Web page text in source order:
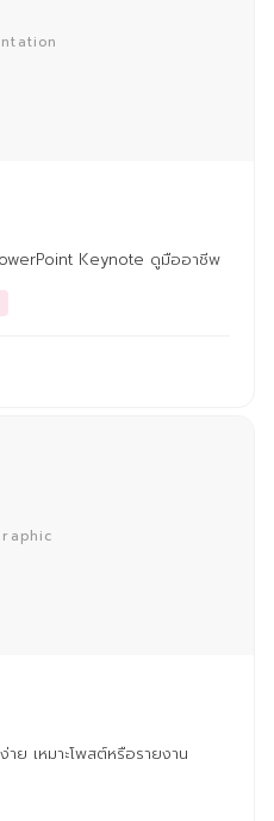
Keynote ดูมืออาชีพ
ย เหมาะโพสต์หรือรายงาน